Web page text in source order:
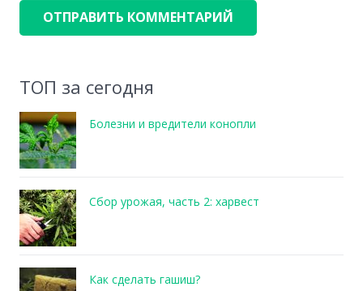
ОТПРАВИТЬ КОММЕНТАРИЙ
ТОП за сегодня
Болезни и вредители конопли
Сбор урожая, часть 2: харвест
Как сделать гашиш?